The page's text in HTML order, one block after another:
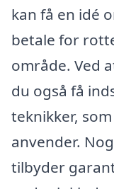
kan få en idé
betale for
område. Ved
du også få
teknikker,
anvender.
tilbyder